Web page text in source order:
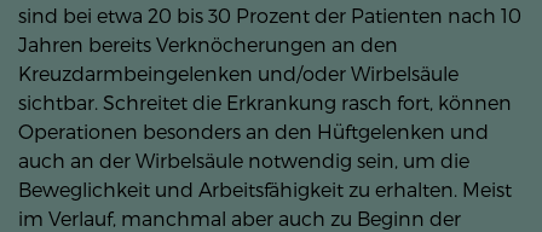
sind bei etwa 20 bis 30 Prozent der Patienten nach 10
Jahren bereits Verknöcherungen an den
Kreuzdarmbeingelenken und/oder Wirbelsäule
sichtbar. Schreitet die Erkrankung rasch fort, können
Operationen besonders an den Hüftgelenken und
auch an der Wirbelsäule notwendig sein, um die
Beweglichkeit und Arbeitsfähigkeit zu erhalten. Meist
im Verlauf, manchmal aber auch zu Beginn der